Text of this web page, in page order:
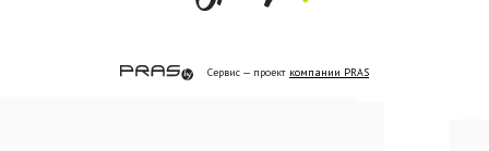
Сервис — проект компании PRAS